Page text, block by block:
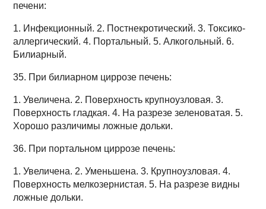
печени:
1. Инфекционный. 2. Постнекротический. 3. Токсико-
аллергический. 4. Портальный. 5. Алкогольный. 6.
Билиарный.
35. При билиарном циррозе печень:
1. Увеличена. 2. Поверхность крупноузловая. 3.
Поверхность гладкая. 4. На разрезе зеленоватая. 5.
Хорошо различимы ложные дольки.
36. При портальном циррозе печень:
1. Увеличена. 2. Уменьшена. 3. Крупноузловая. 4.
Поверхность мелкозернистая. 5. На разрезе видны
ложные дольки.